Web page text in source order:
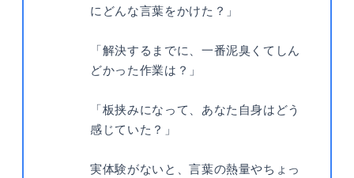
にどんな言葉をかけた？」
「解決するまでに、一番泥臭くてしん
どかった作業は？」
「板挟みになって、あなた自身はどう
感じていた？」
実体験がないと、言葉の熱量やちょっ